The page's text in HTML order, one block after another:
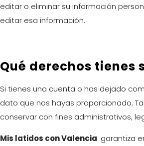
editar o eliminar su información
editar esa información.
Qué derechos tienes
Si tienes una cuenta o has dejado
dato que nos hayas proporcionado.
conservar con fines administrativos,
Mis latidos con Valencia garantiza